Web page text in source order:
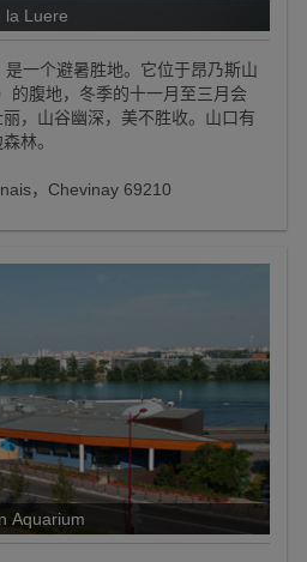
la Luere
一个避暑胜地。它位于昂乃斯山
的腹地，冬季的十一月至三月会
，山谷幽深，美不胜收。山口有
林。
，Chevinay 69210
Aquarium